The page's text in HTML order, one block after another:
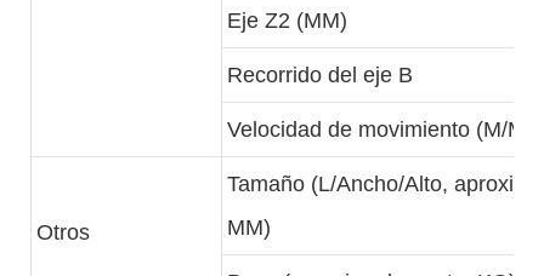
Eje Z2 (MM)
Recorrido del eje B
Velocidad de movimiento (M/
Otros
Tamaño (L/Ancho/Alto,
MM)